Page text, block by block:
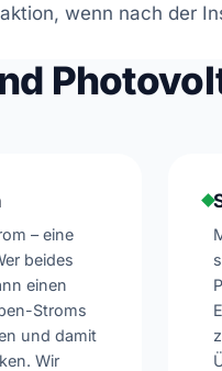
wenn nach der
– eine
beides
einen
Stroms
und damit
Wir